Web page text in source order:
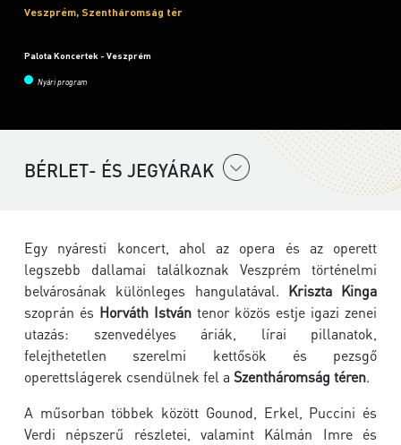
Veszprém, Szentháromság tér
Palota Koncertek - Veszprém
Nyári program
BÉRLET- ÉS JEGYÁRAK
Egy nyáresti koncert, ahol az opera és az operett
legszebb dallamai találkoznak Veszprém történelmi
belvárosának különleges hangulatával. Kriszta Kinga
szoprán és Horváth Istvántenor közös estje igazi zenei
utazás: szenvedélyes áriák, lírai pillanatok,
felejthetetlen szerelmi kettősök és pezsgő
operettslágerek csendülnek fel a Szentháromság téren.
A műsorban többek között Gounod, Erkel, Puccini és
Verdi népszerű részletei, valamint Kálmán Imre és